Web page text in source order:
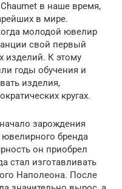
в наше время,
в мире.
молодой ювелир
свой первый
изделий. К этому
годы обучения и
изделия,
кругах.
зарождения
бренда
он приобрел
стал изготавливать
Наполеона. После